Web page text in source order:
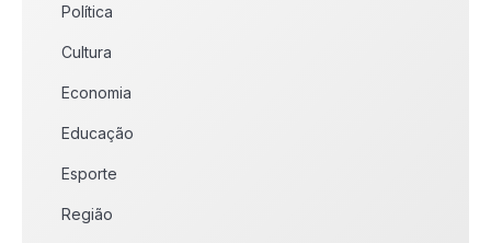
Política
Cultura
Economia
Educação
Esporte
Região